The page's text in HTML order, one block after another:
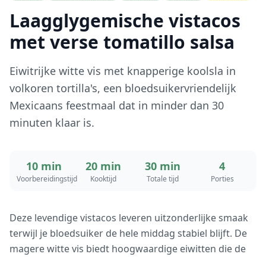
Laagglygemische vistacos
met verse tomatillo salsa
Eiwitrijke witte vis met knapperige koolsla in
volkoren tortilla's, een bloedsuikervriendelijk
Mexicaans feestmaal dat in minder dan 30
minuten klaar is.
10 min
Voorbereidingstijd
20 min
Kooktijd
30 min
Totale tijd
4
Porties
Deze levendige vistacos leveren uitzonderlijke smaak
terwijl je bloedsuiker de hele middag stabiel blijft. De
magere witte vis biedt hoogwaardige eiwitten die de